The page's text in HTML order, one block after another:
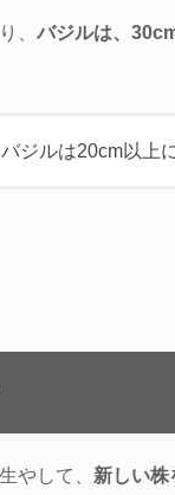
、 バジルは、
ジルは20cm以上
やして、 新しい株